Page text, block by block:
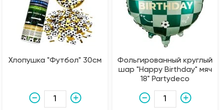
Хлопушка "Футбол" 30см
Фольгированный круглый
шар "Happy Birthday" мяч
18" Partydeco